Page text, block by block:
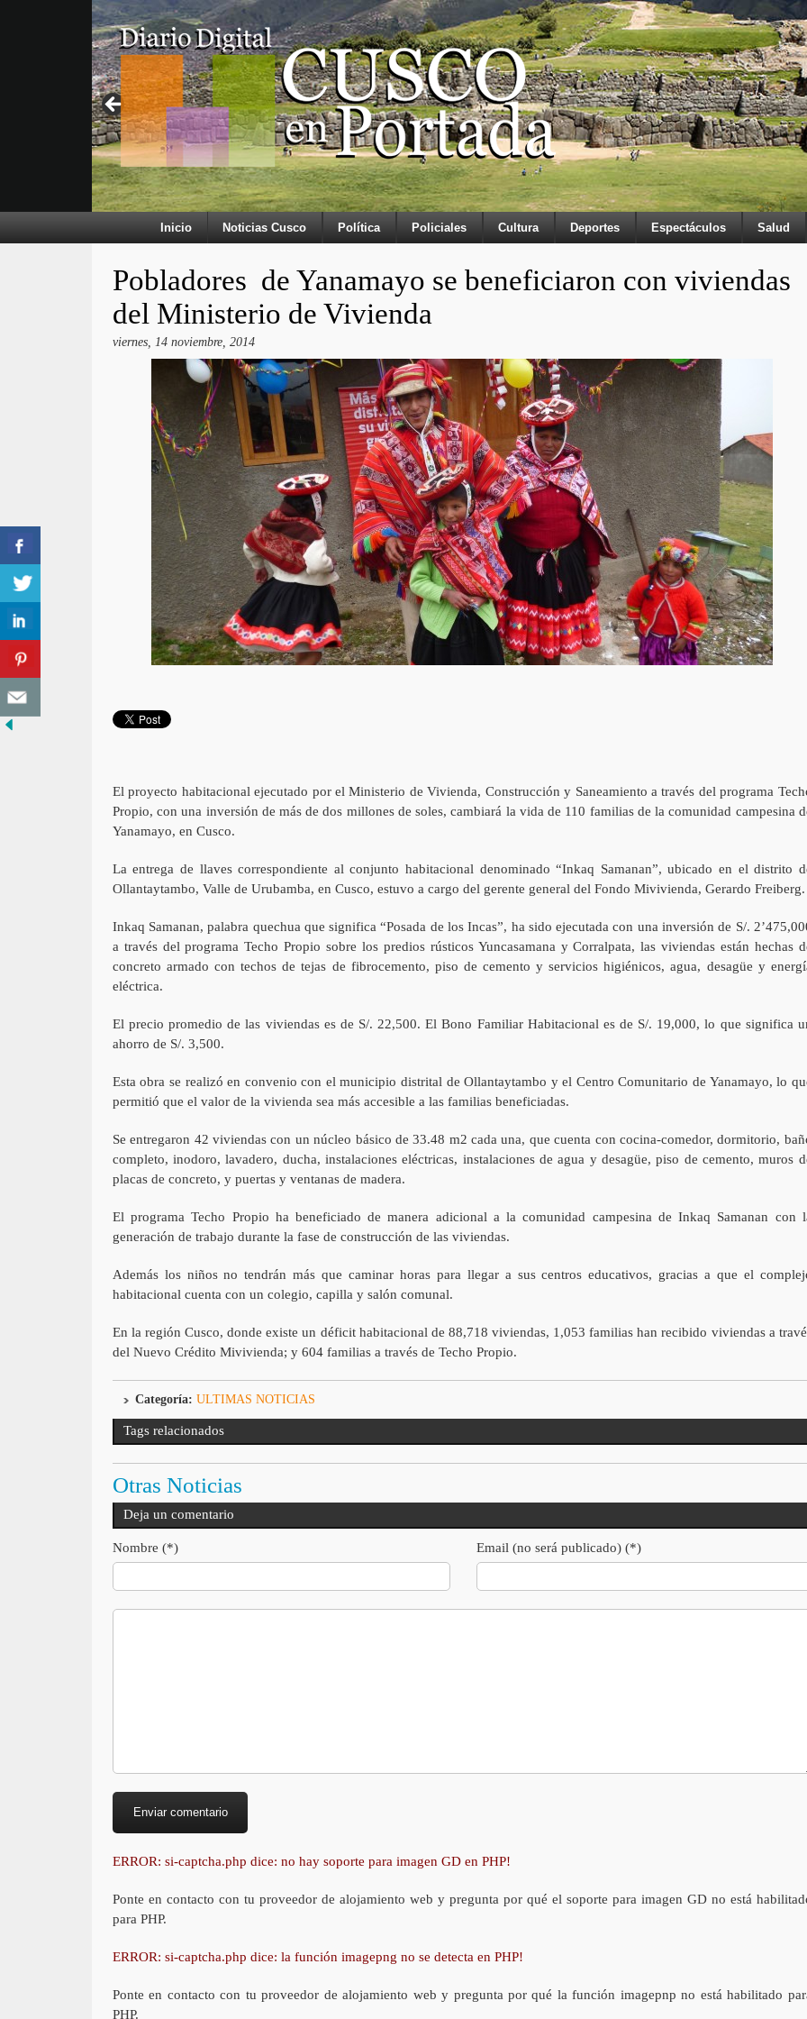
Inicio Noticias Cusco Política Policiales Cultura Deportes Espectáculos Salud
Pobladores de Yanamayo se beneficiaron con viviendas
del Ministerio de Vivienda
viernes, 14 noviembre, 2014
El proyecto habitacional ejecutado por el Ministerio de Vivienda, Construcción y Saneamiento a través del programa
Propio, con una inversión de más de dos millones de soles, cambiará la vida de 110 familias de la comunidad campesina
Yanamayo, en Cusco.
La entrega de llaves correspondiente al conjunto habitacional denominado “Inkaq Samanan”, ubicado en el distrito
Ollantaytambo, Valle de Urubamba, en Cusco, estuvo a cargo del gerente general del Fondo Mivivienda, Gerardo Freiberg.
Inkaq Samanan, palabra quechua que significa “Posada de los Incas”, ha sido ejecutada con una inversión de S/.
a través del programa Techo Propio sobre los predios rústicos Yuncasamana y Corralpata, las viviendas están hechas
concreto armado con techos de tejas de fibrocemento, piso de cemento y servicios higiénicos, agua, desagüe y
eléctrica.
El precio promedio de las viviendas es de S/. 22,500. El Bono Familiar Habitacional es de S/. 19,000, lo que significa
ahorro de S/. 3,500.
Esta obra se realizó en convenio con el municipio distrital de Ollantaytambo y el Centro Comunitario de Yanamayo, lo
permitió que el valor de la vivienda sea más accesible a las familias beneficiadas.
Se entregaron 42 viviendas con un núcleo básico de 33.48 m2 cada una, que cuenta con cocina-comedor, dormitorio,
completo, inodoro, lavadero, ducha, instalaciones eléctricas, instalaciones de agua y desagüe, piso de cemento, muros
placas de concreto, y puertas y ventanas de madera.
El programa Techo Propio ha beneficiado de manera adicional a la comunidad campesina de Inkaq Samanan con
generación de trabajo durante la fase de construcción de las viviendas.
Además los niños no tendrán más que caminar horas para llegar a sus centros educativos, gracias a que el
habitacional cuenta con un colegio, capilla y salón comunal.
En la región Cusco, donde existe un déficit habitacional de 88,718 viviendas, 1,053 familias han recibido viviendas a
del Nuevo Crédito Mivivienda; y 604 familias a través de Techo Propio.
Categoría: ULTIMAS NOTICIAS
Tags relacionados
Otras Noticias
Deja un comentario
Nombre (*) Email (no será publicado) (*)
ERROR: si-captcha.php dice: no hay soporte para imagen GD en PHP!
Ponte en contacto con tu proveedor de alojamiento web y pregunta por qué el soporte para imagen GD no está
para PHP.
ERROR: si-captcha.php dice: la función imagepng no se detecta en PHP!
Ponte en contacto con tu proveedor de alojamiento web y pregunta por qué la función imagepnp no está habilitado
PHP.